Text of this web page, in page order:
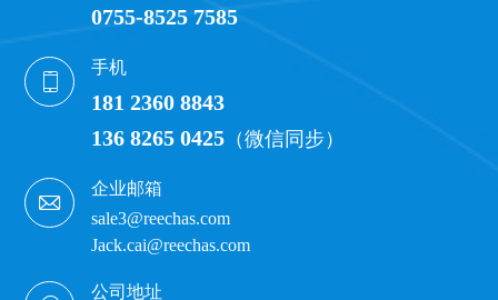
0755-8525 7585
手机
181 2360 8843
136 8265 0425 （微信同步）
企业邮箱
sale3@reechas.com
Jack.cai@reechas.com
公司地址